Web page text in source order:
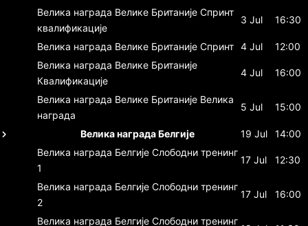
Велика награда Велике Британије Спринт
квалификације
3 Jul 16:30
Велика награда Велике Британије Спринт 4 Jul
12:00
Велика награда Велике Британије
Квалификације
4 Jul 16:00
Велика награда Велике Британије Велика
награда
5 Jul 15:00
Велика награда Белгије 19 Jul
14:00
Велика награда Белгије Слободни тренинг
1
17 Jul 12:30
Велика награда Белгије Слободни тренинг
2
17 Jul 16:00
Велика награда Белгије Слободни тренинг